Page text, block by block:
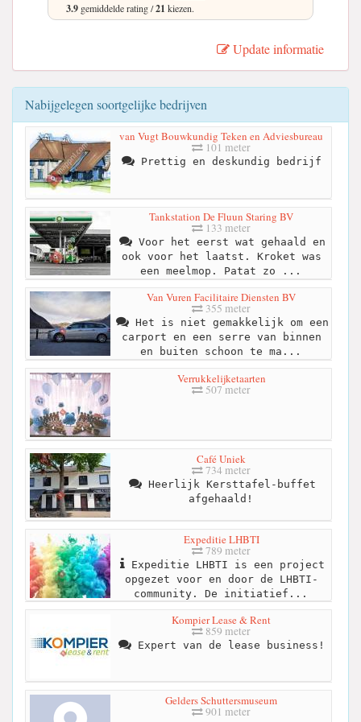
3.9 gemiddelde rating /21 kiezen.
Update informatie
Nabijgelegen soortgelijke bedrijven
van Vugt Bouwkundig Teken en Adviesbureau
101 meter
Prettig en deskundig bedrijf
Tankstation De Fluun Staring BV
133 meter
Voor het eerst wat gehaald en
ook voor het laatst. Kroket was
een meelmop. Patat zo ...
Van Vuren Facilitaire Diensten BV
355 meter
Het is niet gemakkelijk om een
carport en een serre van binnen
en buiten schoon te ma...
Verrukkelijketaarten
507 meter
Café Uniek
734 meter
Heerlijk Kersttafel-buffet
afgehaald!
Expeditie LHBTI
789 meter
Expeditie LHBTI is een project
opgezet voor en door de LHBTI-
community. De initiatief...
Kompier Lease & Rent
859 meter
Expert van de lease business!
Gelders Schuttersmuseum
901 meter